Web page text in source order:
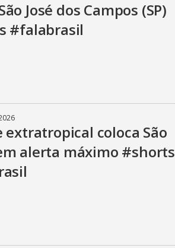
José dos Campos (SP)
#falabrasil
extratropical coloca São
alerta máximo #shorts